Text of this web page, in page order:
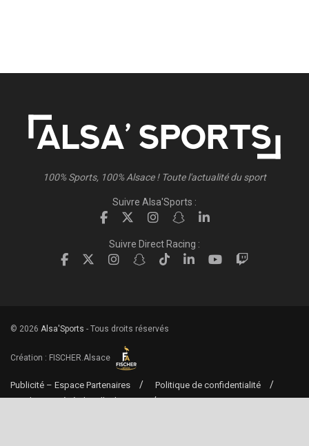
100% Sports, 100% Alsace ! Toute l'actualité du sport
Suivre Alsa'Sports :
Suivre Direct Racing :
© 2026 Alsa'Sports - Tous droits réservés
Création : FISCHER.Alsace
Publicité – Espace Partenaires
Politique de confidentialité
Conditions générales d’utilisation